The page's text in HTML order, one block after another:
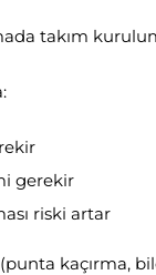
takım
gerekir
riski artar
kaçırma,